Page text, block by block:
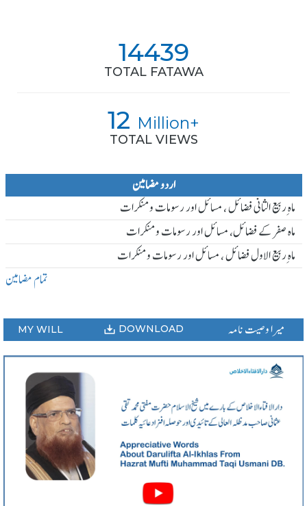
14439
TOTAL FATAWA
12 Million+
TOTAL VIEWS
اردو مضامین
ماہ ِربیع الثانی فضائل ، مسائل اور رسومات و منکرات
ماہ صفر کے فضائل، مسائل اور رسومات و منکرات
ماہ ِربیع الاول فضائل ، مسائل اور رسومات و منکرات
تمام مضامین
MY WILL DOWNLOAD میرا وصیت نامہ